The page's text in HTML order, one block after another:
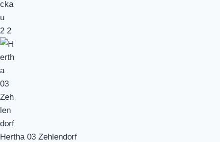
2 2
Hertha 03 Zehlendorf